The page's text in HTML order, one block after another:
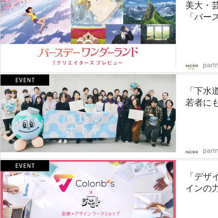
美大・
「バー
「下水
若者に
「デ
インの